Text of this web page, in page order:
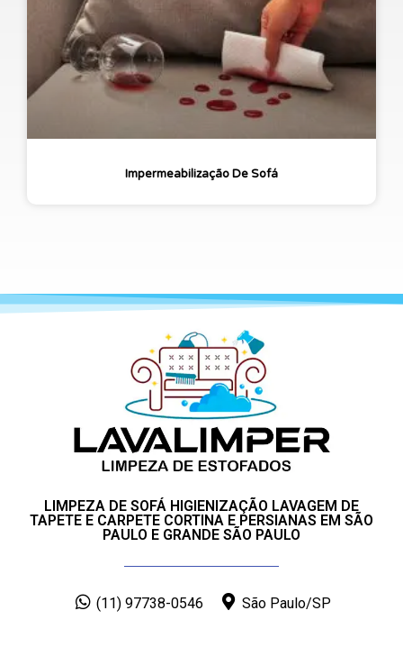
Impermeabilização De Sofá
LIMPEZA DE SOFÁ HIGIENIZAÇÃO LAVAGEM DE
TAPETE E CARPETE CORTINA E PERSIANAS EM SÃO
PAULO E GRANDE SÃO PAULO
(11) 97738-0546 São Paulo/SP